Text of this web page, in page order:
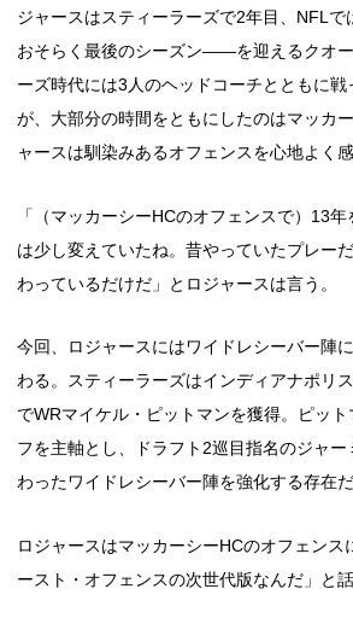
ジャースはスティーラーズで2年目、NFL
おそらく最後のシーズン――を迎えるクオ
ーズ時代には3人のヘッドコーチとともに
が、大部分の時間をともにしたのはマッカ
ャースは馴染みあるオフェンスを心地よく
「（マッカーシーHCのオフェンスで）13
は少し変えていたね。昔やっていたプレー
わっているだけだ」とロジャースは言う。
今回、ロジャースにはワイドレシーバー陣
わる。スティーラーズはインディアナポリ
でWRマイケル・ピットマンを獲得。ピッ
フを主軸とし、ドラフト2巡目指名のジャ
わったワイドレシーバー陣を強化する存在だ
ロジャースはマッカーシーHCのオフェンス
ースト・オフェンスの次世代版なんだ」と話